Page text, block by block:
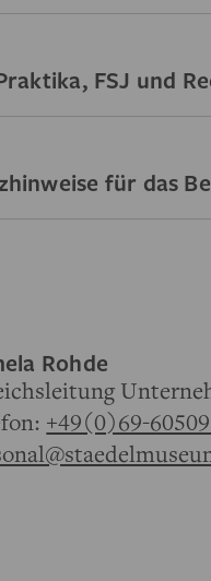
FSJ und
für das
Rohde
+49(0)69-